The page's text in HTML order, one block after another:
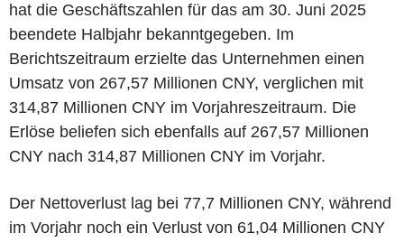
hat die Geschäftszahlen für das am 30. Juni 2025
beendete Halbjahr bekanntgegeben. Im
Berichtszeitraum erzielte das Unternehmen einen
Umsatz von 267,57 Millionen CNY, verglichen mit
314,87 Millionen CNY im Vorjahreszeitraum. Die
Erlöse beliefen sich ebenfalls auf 267,57 Millionen
CNY nach 314,87 Millionen CNY im Vorjahr.
Der Nettoverlust lag bei 77,7 Millionen CNY, während
im Vorjahr noch ein Verlust von 61,04 Millionen CNY